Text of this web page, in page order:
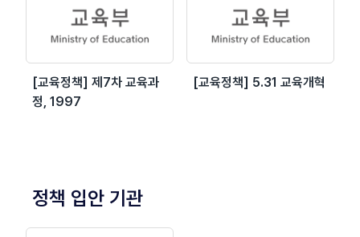
[교육정책] 제7차 교육과
정, 1997
[교육정책] 5.31 교육개혁
정책 입안 기관